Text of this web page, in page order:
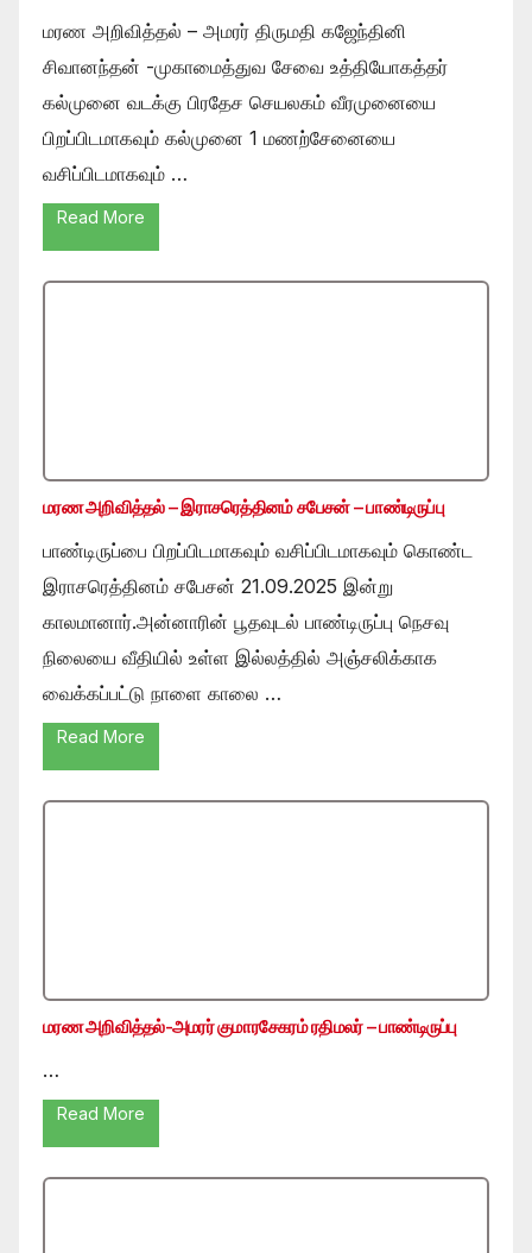
மரண அறிவித்தல் – அமரர் திருமதி கஜேந்தினி
சிவானந்தன் -முகாமைத்துவ சேவை உத்தியோகத்தர்
கல்முனை வடக்கு பிரதேச செயலகம் வீரமுனையை
பிறப்பிடமாகவும் கல்முனை 1 மணற்சேனையை
வசிப்பிடமாகவும் …
Read More
மரண அறிவித்தல் – இராசரெத்தினம் சபேசன் – பாண்டிருப்பு
பாண்டிருப்பை பிறப்பிடமாகவும் வசிப்பிடமாகவும் கொண்ட
இராசரெத்தினம் சபேசன் 21.09.2025 இன்று
காலமானார்.அன்னாரின் பூதவுடல் பாண்டிருப்பு நெசவு
நிலையை வீதியில் உள்ள இல்லத்தில் அஞ்சலிக்காக
வைக்கப்பட்டு நாளை காலை …
Read More
மரண அறிவித்தல்-அமரர் குமாரசேகரம் ரதிமலர் – பாண்டிருப்பு
…
Read More